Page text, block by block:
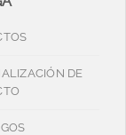
DE